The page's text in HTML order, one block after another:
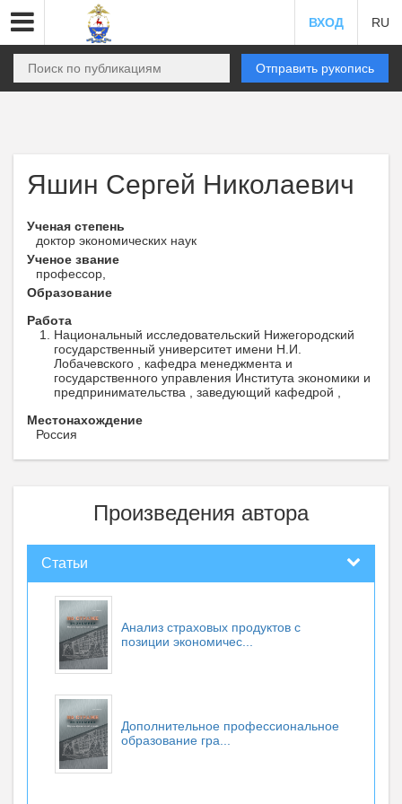
ВХОД RU
Отправить рукопись
Яшин Сергей Николаевич
Ученая степень
доктор экономических наук
Ученое звание
профессор,
Образование
Работа
Национальный исследовательский Нижегородский
государственный университет имени Н.И.
Лобачевского , кафедра менеджмента и
государственного управления Института экономики и
предпринимательства , заведующий кафедрой ,
Местонахождение
Россия
Произведения автора
Статьи
Анализ страховых продуктов с
позиции экономичес...
Дополнительное профессиональное
образование гра...